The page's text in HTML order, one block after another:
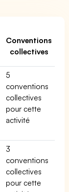
Conventions
collectives
5
conventions
collectives
pour cette
activité
3
conventions
collectives
pour cette